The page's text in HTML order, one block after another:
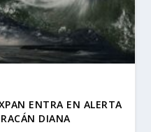
ENTRA EN ALERTA
DIANA